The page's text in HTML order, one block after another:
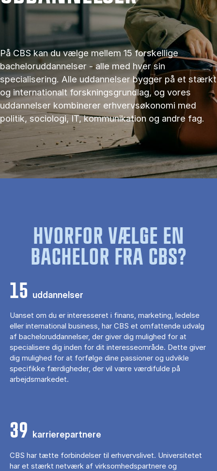
På CBS kan du vælge mellem 15 forskellige
bacheloruddannelser - alle med hver sin
specialisering. Alle uddannelser bygger på et stærkt
og internationalt forskningsgrundlag, og vores
uddannelser kombinerer erhvervsøkonomi med
politik, sociologi, IT, kommunikation og andre fag.
HVORFOR VÆLGE EN
BACHELOR FRA CBS?
15 uddannelser
Uanset om du er interesseret i finans, marketing, ledelse
eller international business, har CBS et omfattende udvalg
af bacheloruddannelser, der giver dig mulighed for at
specialisere dig inden for dit interesseområde. Dette giver
dig mulighed for at forfølge dine passioner og udvikle
specifikke færdigheder, der vil være værdifulde på
arbejdsmarkedet.
39 karrierepartnere
CBS har tætte forbindelser til erhvervslivet. Universitetet
har et stærkt netværk af virksomhedspartnere og